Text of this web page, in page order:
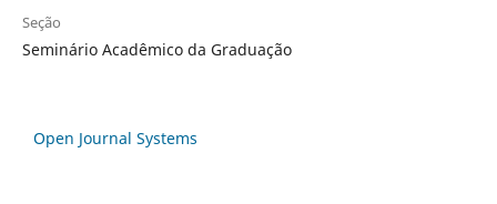
Seção
Seminário Acadêmico da Graduação
Open Journal Systems